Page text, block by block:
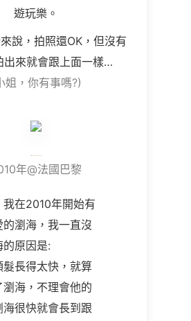
遊玩樂。
說，拍照還OK，但沒有
出來就會跟上面一樣…
姐，你有事嗎?)
年@法國巴黎
我在2010年開始有
的瀏海，我一直沒
的原因是:
髮長得太快，就算
瀏海，不理會他的
海很快就會長到跟